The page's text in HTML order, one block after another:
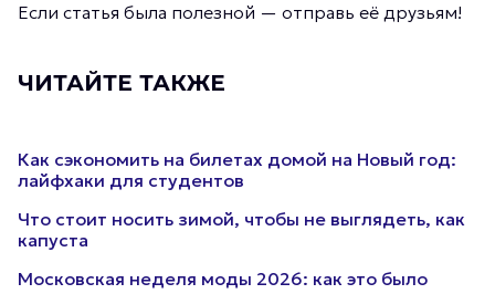
Если статья была полезной — отправь её друзьям!
ЧИТАЙТЕ ТАКЖЕ
Как сэкономить на билетах домой на Новый год:
лайфхаки для студентов
Что стоит носить зимой, чтобы не выглядеть, как
капуста
Московская неделя моды 2026: как это было